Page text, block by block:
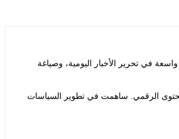
في تحرير الأخبار اليومية، وصياغة
الرقمي. ساهمت في تطوير السياسات